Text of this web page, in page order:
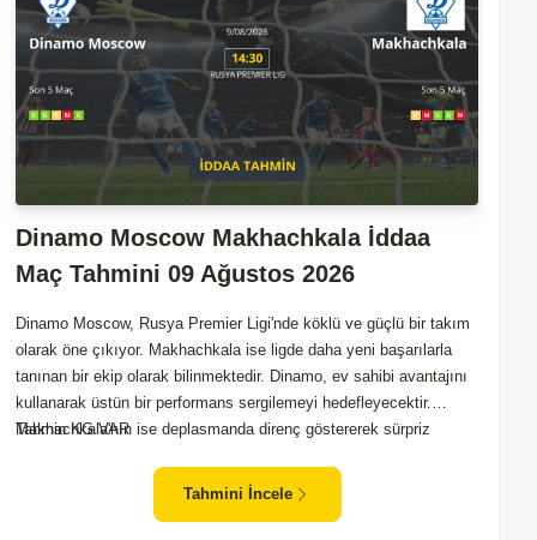
Dinamo Moscow Makhachkala İddaa
Maç Tahmini 09 Ağustos 2026
Dinamo Moscow, Rusya Premier Ligi'nde köklü ve güçlü bir takım
olarak öne çıkıyor. Makhachkala ise ligde daha yeni başarılarla
tanınan bir ekip olarak bilinmektedir. Dinamo, ev sahibi avantajını
kullanarak üstün bir performans sergilemeyi hedefleyecektir.
Makhachkala'nın ise deplasmanda direnç göstererek sürpriz
maçlardaki performanslarına bakıldığında, karşılıklı goller
Tahmin KG VAR
Tahmini İncele